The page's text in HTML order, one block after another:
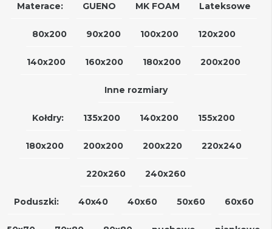
Materace: GUENO MK FOAM Lateksowe
80x200 90x200 100x200 120x200
140x200 160x200 180x200 200x200
Inne rozmiary
Kołdry: 135x200 140x200 155x200
180x200 200x200 200x220 220x240
220x260 240x260
Poduszki: 40x40 40x60 50x60 60x60